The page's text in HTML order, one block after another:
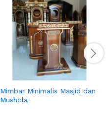
Mimbar Minimalis Masjid dan
Mushola